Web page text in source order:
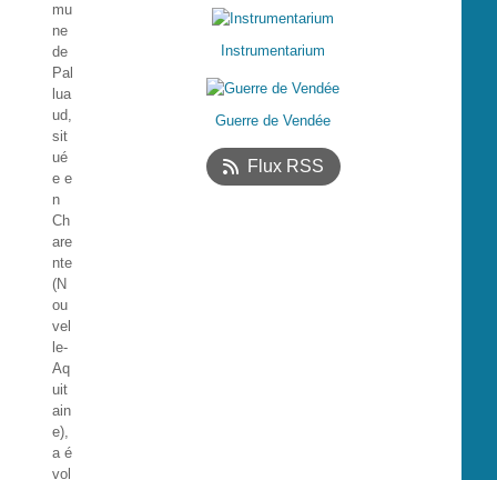
mu
ne
de
Pal
lua
ud,
sit
ué
e e
n
Ch
are
nte
(N
ou
vel
le-
Aq
uit
ain
e),
a é
vol
Instrumentarium
Guerre de Vendée
Flux RSS